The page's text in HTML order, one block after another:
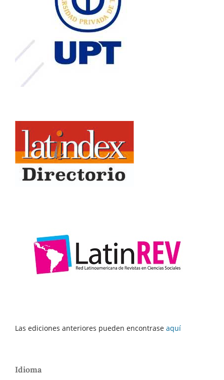
Las ediciones anteriores pueden encontrase aquí
Idioma